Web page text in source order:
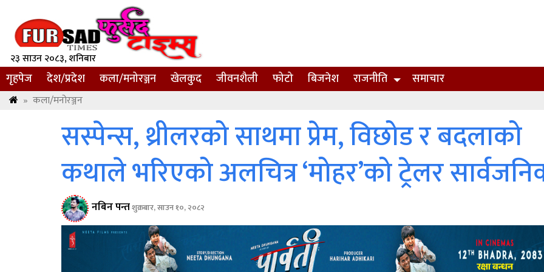
२३ साउन २०८३, शनिबार
गृहपेज देश/प्रदेश कला/मनोरञ्जन खेलकुद जीवनशैली फोटो बिजनेश राजनीति समाचार
» कला/मनोरञ्जन
सस्पेन्स, थ्रीलरको साथमा प्रेम, विछोड र बदलाको
कथाले भरिएको अलचित्र ‘मोहर’को ट्रेलर
नबिन पन्तशुक्रबार, साउन १०, २०८२